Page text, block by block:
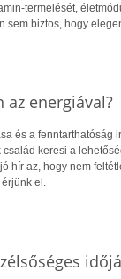
termelését,
sem biztos, hogy
energiával?
és a fenntarthatóság
család keresi a
hír az, hogy nem
el.